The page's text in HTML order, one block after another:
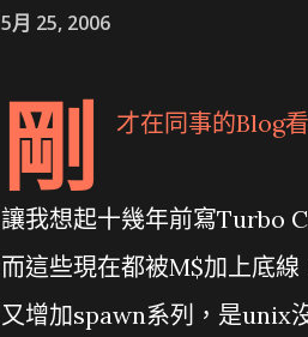
5月 25, 2006
剛 才在同事的Blog
讓我想起十幾年前寫Turbo
而這些現在都被M$加上底
又增加spawn系列，是unix